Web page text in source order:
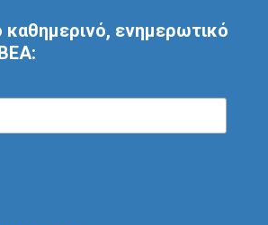
ενημερωτικό